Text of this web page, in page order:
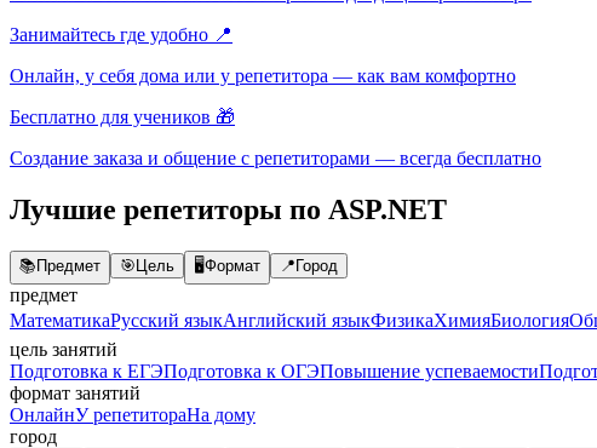
Занимайтесь где удобно 📍
Онлайн, у себя дома или у репетитора — как вам комфортно
Бесплатно для учеников 🎁
Создание заказа и общение с репетиторами — всегда бесплатно
Лучшие репетиторы по ASP.NET
📚Предмет 🎯Цель 🖥️Формат 📍Город
предмет
МатематикаРусский языкАнглийский языкФизикаХимияБиология
цель занятий
Подготовка к ЕГЭПодготовка к ОГЭПовышение успеваемости
формат занятий
ОнлайнУ репетитораНа дому
город